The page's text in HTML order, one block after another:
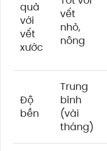
quả
với
vết
xước
vết
nhỏ,
nông
Độ
bền
Trung
bình
(vài
tháng)